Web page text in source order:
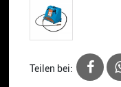
Teilen bei: